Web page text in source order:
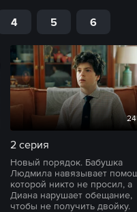
4 5 6
2 серия
Новый порядок. Бабушка
Людмила навязывает
которой никто не просил, а
Диана нарушает обещание,
чтобы не получить двойку.